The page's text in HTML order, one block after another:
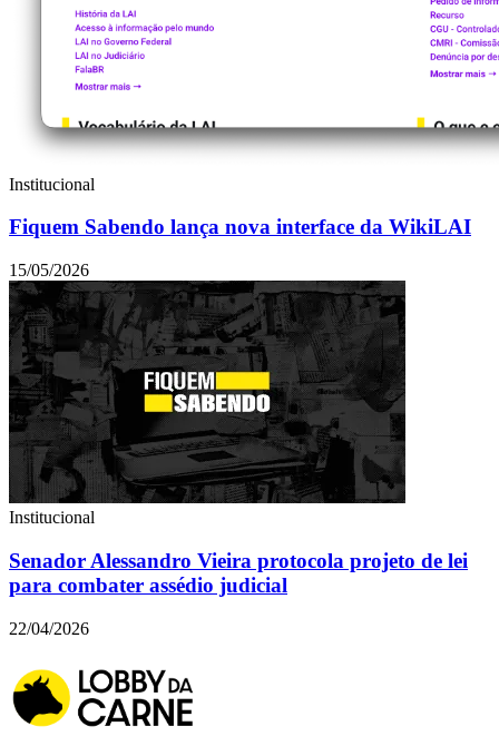
Institucional
Fiquem Sabendo lança nova interface da WikiLAI
15/05/2026
Institucional
Senador Alessandro Vieira protocola projeto de lei
para combater assédio judicial
22/04/2026